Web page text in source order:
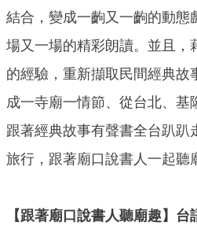
結合，變成一齣又一齣的動態
場又一場的精彩朗讀。並且，
的經驗，重新擷取民間經典故
成一寺廟一情節、從台北、基
跟著經典故事有聲書全台趴趴
旅行，跟著廟口說書人一起聽
【跟著廟口說書人聽廟趣】台